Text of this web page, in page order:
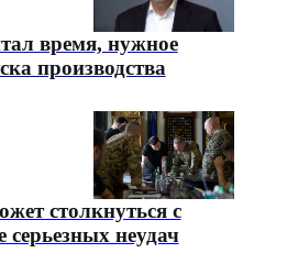
время, нужное
производства
столкнуться с
серьезных неудач